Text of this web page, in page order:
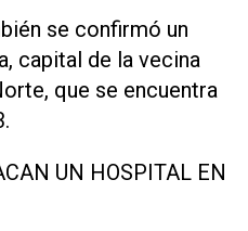
se confirmó un
capital de la vecina
⁠que se encuentra
UN HOSPITAL EN